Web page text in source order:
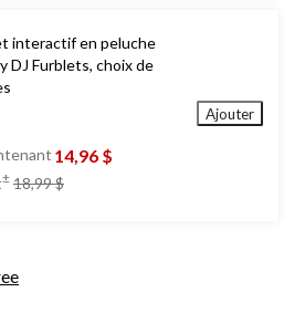
interactif en peluche
DJ Furblets, choix de
14,96 $
± 18,99 $
Ajouter